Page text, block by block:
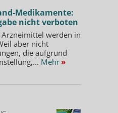
Medikamente:
nicht verboten
Arzneimittel werden in
aber nicht
die aufgrund
Mehr »